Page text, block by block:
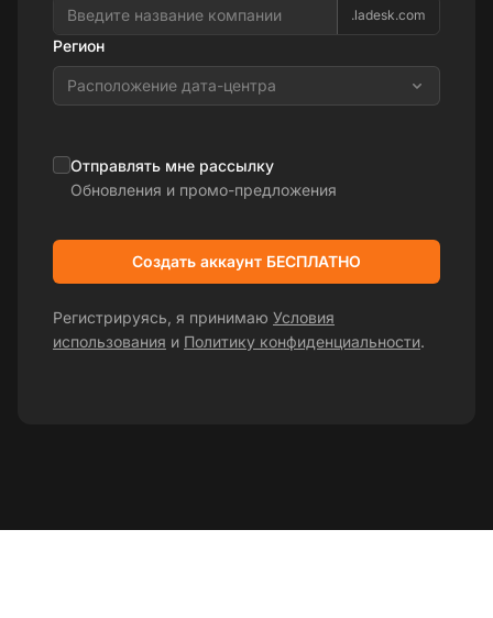
.ladesk.com
Регион
Расположение дата-центра
Отправлять мне рассылку
Обновления и промо-предложения
Создать аккаунт БЕСПЛАТНО
Регистрируясь, я принимаю Условия
использования и Политику конфиденциальности.